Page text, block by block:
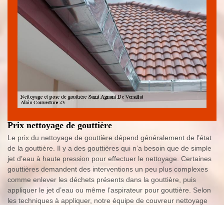
Prix nettoyage de gouttière
Le prix du nettoyage de gouttière dépend généralement de l’état
de la gouttière. Il y a des gouttières qui n’a besoin que de simple
jet d’eau à haute pression pour effectuer le nettoyage. Certaines
gouttières demandent des interventions un peu plus complexes
comme enlever les déchets présents dans la gouttière, puis
appliquer le jet d’eau ou même l’aspirateur pour gouttière. Selon
les techniques à appliquer, notre équipe de couvreur nettoyage